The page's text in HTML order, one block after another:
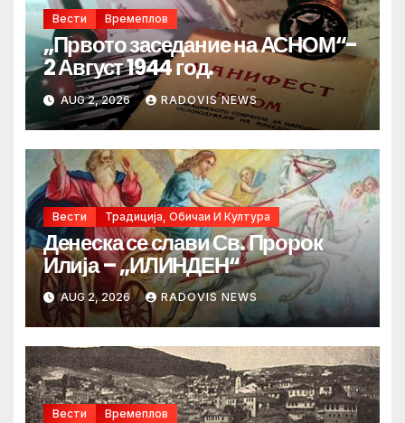
Вести Времеплов
„Првото заседание на АСНОМ“-
2 Август 1944 год.
AUG 2, 2026 RADOVIS NEWS
Вести Традиција, Обичаи И Култура
Денеска се слави Св. Пророк
Илија – „ИЛИНДЕН“
AUG 2, 2026 RADOVIS NEWS
Вести Времеплов